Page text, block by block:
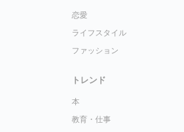
恋愛
ライフスタイル
ファッション
トレンド
本
教育・仕事